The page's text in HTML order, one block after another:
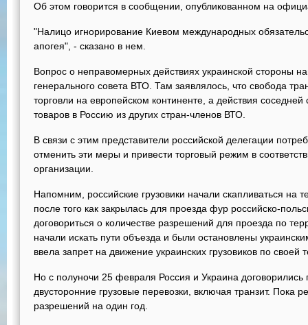
Об этом говорится в сообщении, опубликованном на
"Налицо игнорирование Киевом международных
апогея", - сказано в нем.
Вопрос о неправомерных действиях украинской стороны
генерального совета ВТО. Там заявлялось, что свобода
торговли на европейском континенте, а действия соседней
товаров в Россию из других стран-членов ВТО.
В связи с этим представители российской делегации
отменить эти меры и привести торговый режим в
организации.
Напомним, российские грузовики начали скапливаться на
после того как закрылась для проезда фур российско-
договориться о количестве разрешений для проезда по
начали искать пути объезда и были остановлены
ввела запрет на движение украинских грузовиков по своей
Но с полуночи 25 февраля Россия и Украина договорились
двусторонние грузовые перевозки, включая транзит. Пока
разрешений на один год.